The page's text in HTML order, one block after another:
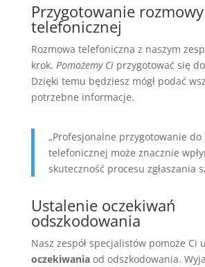
Przygotowanie rozmowy
telefonicznej
Rozmowa telefoniczna z naszym
krok. Pomożemy Ciprzygotować się
Dzięki temu będziesz mógł podać
potrzebne informacje.
„Profesjonalne przygotowanie do
telefonicznej może znacznie
skuteczność procesu zgłaszania
Ustalenie oczekiwań
odszkodowania
Nasz zespół specjalistów pomoże Ci
oczekiwaniaod odszkodowania.